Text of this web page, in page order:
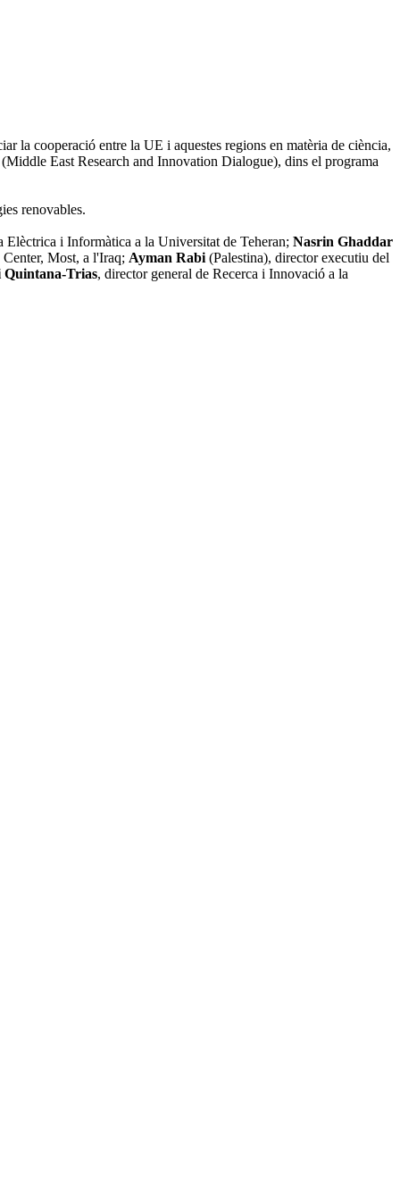
la cooperació entre la UE i aquestes regions en matèria de ciència,
East Research and Innovation Dialogue), dins el programa
renovables.
i Informàtica a la Universitat de Teheran; Nasrin Ghaddar
Most, a l'Iraq; Ayman Rabi (Palestina), director executiu del
Quintana-Trias, director general de Recerca i Innovació a la